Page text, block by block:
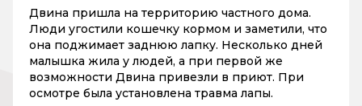
Двина пришла на территорию частного дома.
Люди угостили кошечку кормом и заметили, что
она поджимает заднюю лапку. Несколько дней
малышка жила у людей, а при первой же
возможности Двина привезли в приют. При
осмотре была установлена травма лапы.